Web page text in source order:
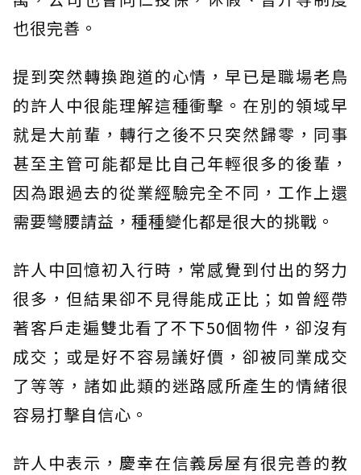
也很完善。
提到突然轉換跑道的心情，早已是職場老鳥
的許人中很能理解這種衝擊。在別的領域早
就是大前輩，轉行之後不只突然歸零，同事
甚至主管可能都是比自己年輕很多的後輩，
因為跟過去的從業經驗完全不同，工作上還
需要彎腰請益，種種變化都是很大的挑戰。
許人中回憶初入行時，常感覺到付出的努力
很多，但結果卻不見得能成正比；如曾經帶
著客戶走遍雙北看了不下50個物件，卻沒有
成交；或是好不容易議好價，卻被同業成交
了等等，諸如此類的迷路感所產生的情緒很
容易打擊自信心。
許人中表示，慶幸在信義房屋有很完善的教